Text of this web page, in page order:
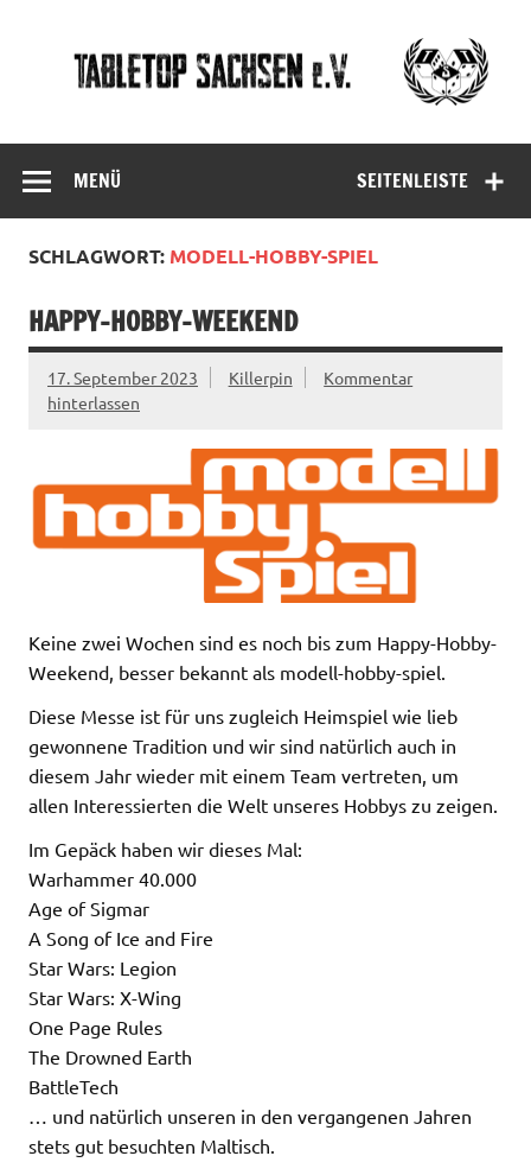
Sachsen
SEITENLEISTE
MENÜ
SCHLAGWORT: MODELL-HOBBY-SPIEL
HAPPY-HOBBY-WEEKEND
17. September 2023 Killerpin
Kommentar
hinterlassen
Keine zwei Wochen sind es noch bis zum Happy-Hobby-
Weekend, besser bekannt als modell-hobby-spiel.
Diese Messe ist für uns zugleich Heimspiel wie lieb
gewonnene Tradition und wir sind natürlich auch in
diesem Jahr wieder mit einem Team vertreten, um
allen Interessierten die Welt unseres Hobbys zu zeigen.
Im Gepäck haben wir dieses Mal:
Warhammer 40.000
Age of Sigmar
A Song of Ice and Fire
Star Wars: Legion
Star Wars: X-Wing
One Page Rules
The Drowned Earth
BattleTech
… und natürlich unseren in den vergangenen Jahren
stets gut besuchten Maltisch.